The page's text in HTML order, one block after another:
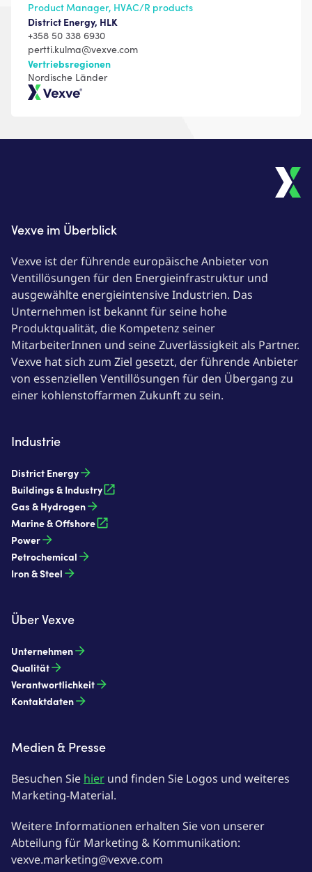
Product Manager, HVAC/R products
District Energy, HLK
+358 50 338 6930
pertti.kulma@vexve.com
Vertriebsregionen
Nordische Länder
Vexve im Überblick
Vexve ist der führende europäische Anbieter von
Ventillösungen für den Energieinfrastruktur und
ausgewählte energieintensive Industrien. Das
Unternehmen ist bekannt für seine hohe
Produktqualität, die Kompetenz seiner
MitarbeiterInnen und seine Zuverlässigkeit als Partner.
Vexve hat sich zum Ziel gesetzt, der führende Anbieter
von essenziellen Ventillösungen für den Übergang zu
einer kohlenstoffarmen Zukunft zu sein.
Industrie
District Energy
Buildings & Industry
Gas & Hydrogen
Marine & Offshore
Power
Petrochemical
Iron & Steel
Über Vexve
Unternehmen
Qualität
Verantwortlichkeit
Kontaktdaten
Medien & Presse
Besuchen Sie hier und finden Sie Logos und weiteres
Marketing-Material.
Weitere Informationen erhalten Sie von unserer
Abteilung für Marketing & Kommunikation:
vexve.marketing@vexve.com